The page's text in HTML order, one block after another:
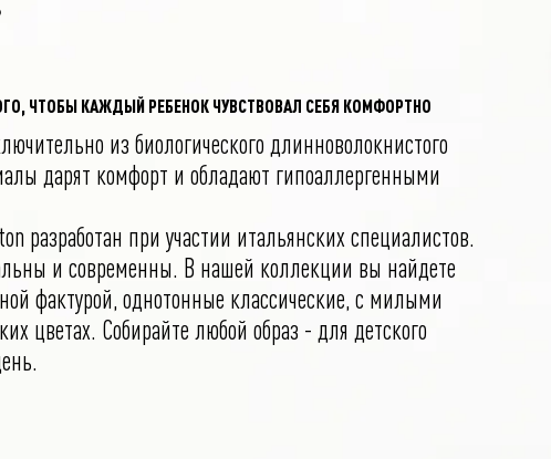
ЧТОБЫ КАЖДЫЙ РЕБЕНОК ЧУВСТВОВАЛ СЕБЯ КОМФОРТНО
из биологического длинноволокнистого
дарят комфорт и обладают гипоаллергенными
разработан при участии итальянских специалистов.
и современны. В нашей коллекции вы найдете
фактурой, однотонные классические, с милыми
цветах. Собирайте любой образ - для детского